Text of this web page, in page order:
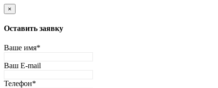
×
Оставить заявку
Ваше имя*
Ваш E-mail
Телефон*